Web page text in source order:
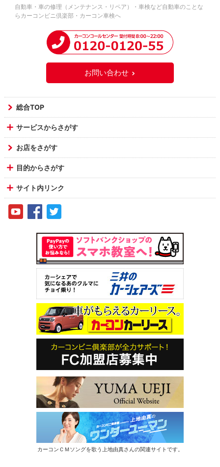
自動車・車の修理（メンテナンス・リペア）・車検など自動車のことな
らカーコンビニ倶楽部・カーコン車検へ
お問い合わせ
総合TOP
サービスからさがす
お店をさがす
目的からさがす
サイト内リンク
カーコンＣＭソングを歌う上地由真さんの関連サイトです。